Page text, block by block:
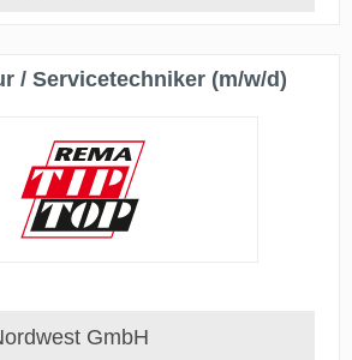
/ Servicetechniker (m/w/d)
GmbH